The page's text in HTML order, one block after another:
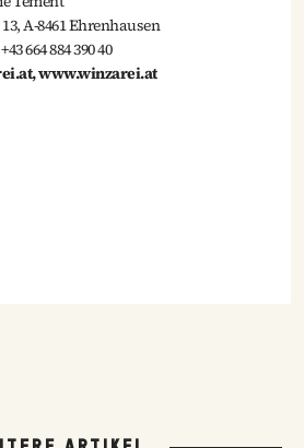
A-8461 Ehrenhausen
664 884 390 40
www.winzarei.at